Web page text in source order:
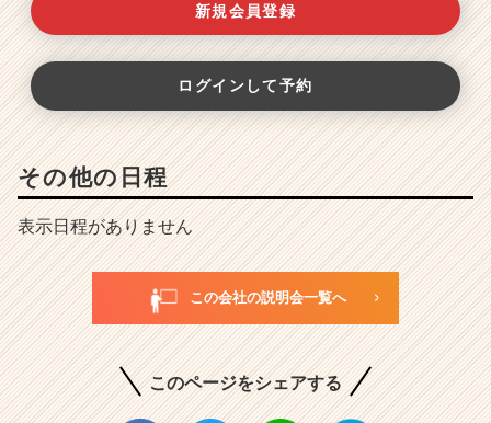
新規会員登録
ログインして予約
その他の日程
表示日程がありません
この会社の説明会一覧へ
このページをシェアする